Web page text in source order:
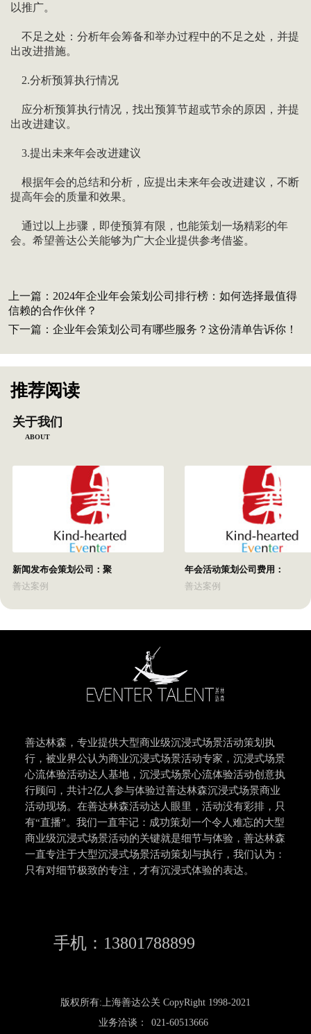
以推广。
不足之处：分析年会筹备和举办过程中的不足之处，并提
出改进措施。
2.分析预算执行情况
应分析预算执行情况，找出预算节超或节余的原因，并提
出改进建议。
3.提出未来年会改进建议
根据年会的总结和分析，应提出未来年会改进建议，不断
提高年会的质量和效果。
通过以上步骤，即使预算有限，也能策划一场精彩的年
会。希望善达公关能够为广大企业提供参考借鉴。
上一篇： 2024年企业年会策划公司排行榜：如何选择最值得
信赖的合作伙伴？
下一篇： 企业年会策划公司有哪些服务？这份清单告诉你！
推荐阅读
关于我们
ABOUT
新闻发布会策划公司：聚
善达案例
年会活动策划公司费用：
善达案例
善达林森，专业提供大型商业级沉浸式场景活动策划执
行，被业界公认为商业沉浸式场景活动专家，沉浸式场景
心流体验活动达人基地，沉浸式场景心流体验活动创意执
行顾问，共计2亿人参与体验过善达林森沉浸式场景商业
活动现场。在善达林森活动达人眼里，活动没有彩排，只
有“直播”。我们一直牢记：成功策划一个令人难忘的大型
商业级沉浸式场景活动的关键就是细节与体验，善达林森
一直专注于大型沉浸式场景活动策划与执行，我们认为：
只有对细节极致的专注，才有沉浸式体验的表达。
手机：13801788899
版权所有:上海善达公关 CopyRight 1998-2021
业务洽谈：
021-60513666